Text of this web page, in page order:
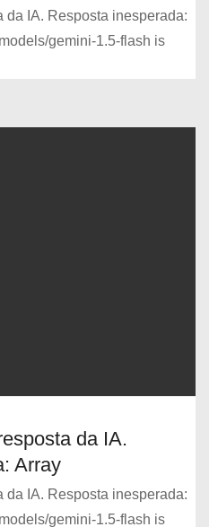
da IA. Resposta inesperada:
gemini-1.5-flash is
da IA.
Array
da IA. Resposta inesperada:
gemini-1.5-flash is